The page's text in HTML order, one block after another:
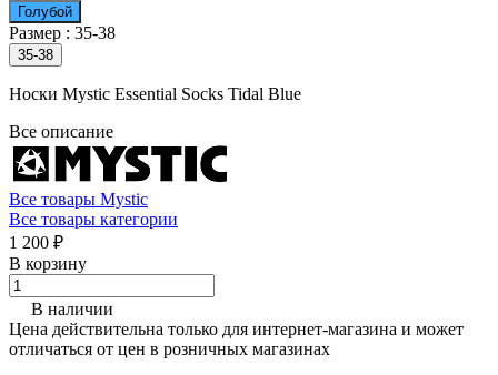
Голубой
Размер : 35-38
35-38
Носки Mystic Essential Socks Tidal Blue
Все описание
Все товары Mystic
Все товары категории
1 200 ₽
В корзину
В наличии
Цена действительна только для интернет-магазина и может
отличаться от цен в розничных магазинах